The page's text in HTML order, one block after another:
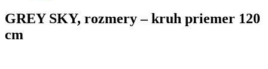
GREY SKY, rozmery – kruh priemer 120
cm